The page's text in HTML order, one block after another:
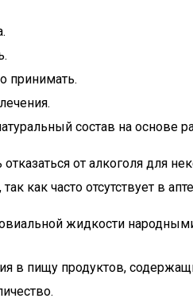
принимать.
состав на основе
от алкоголя для
как часто отсутствует в
жидкости
в пищу продуктов,